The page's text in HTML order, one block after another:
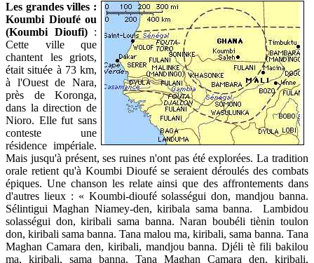
Les grandes villes :
Koumbi Dioufé ou
(Koumbi Dioufi):
Cette ville que
chantent les griots,
était située à 73 km,
à l'Ouest de Nara,
près de Koronga,
dans la direction de
Nioro. Elle fut sans
conteste une
résidence impériale.
Mais jusqu'à présent, ses ruines n'ont pas été explorées. La tradition
orale retient qu'à Koumbi Dioufé se seraient déroulés des combats
épiques. Une chanson les relate ainsi que des affrontements dans
d'autres lieux : « Koumbi-dioufé solasségui don, mandjou banna.
Sélintigui Maghan Niamey-den, kiribala sama banna. Lambidou
solasségui don, kiribali sama banna. Naran boubéli tiènin toulon
don, kiribali sama banna. Tana malou ma, kiribali, sama banna. Tana
Maghan Camara den, kiribali, mandjou banna. Djéli tè fili bakilou
ma, kiribali, sama banna. Tana Maghan Camara den, kiribali,